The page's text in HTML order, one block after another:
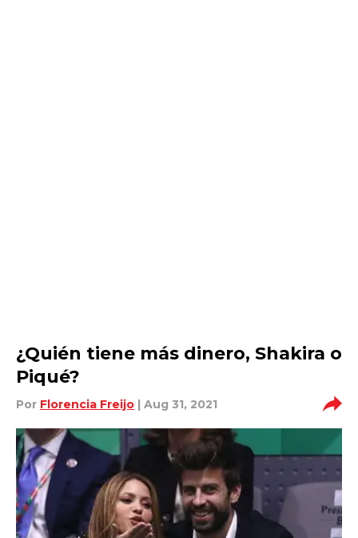
¿Quién tiene más dinero, Shakira o
Piqué?
Por Florencia Freijo | Aug 31, 2021